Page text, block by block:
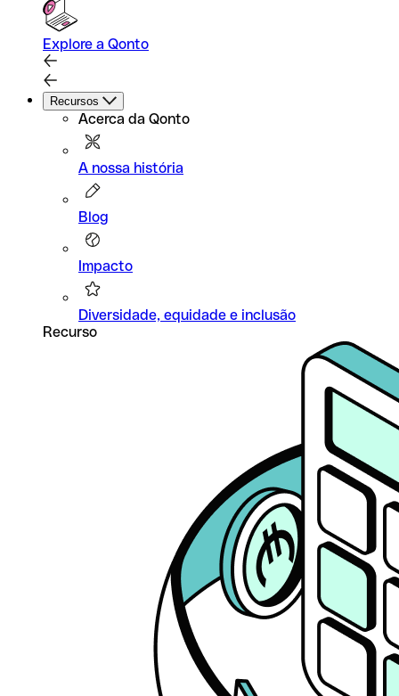
Explore a Qonto
Recursos
Acerca da Qonto
A nossa história
Blog
Impacto
Diversidade, equidade e inclusão
Recurso